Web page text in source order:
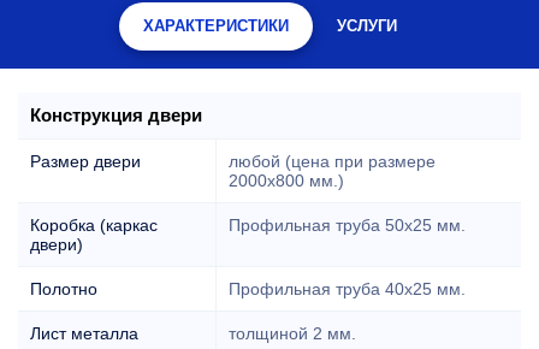
ХАРАКТЕРИСТИКИ УСЛУГИ
Конструкция двери
Размер двери
любой (цена при размере
2000x800 мм.)
Коробка (каркас
двери)
Профильная труба 50х25 мм.
Полотно Профильная труба 40х25 мм.
Лист металла толщиной 2 мм.